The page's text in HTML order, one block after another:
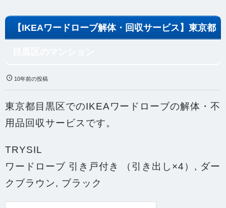
【IKEAワードローブ解体・回収サービス】東京都
10年前の投稿
東京都目黒区でのIKEAワードローブの解体・不
用品回収サービス です。
TRYSIL
ワードローブ 引き戸付き （引き出し×4）, ダー
クブラウン, ブラック